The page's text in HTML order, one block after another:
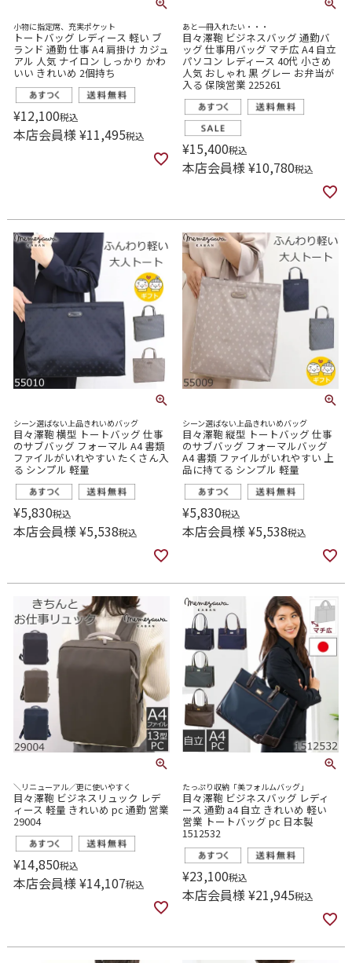
小物に指定席、充実ポケット
トートバッグ レディース 軽い ブ
ランド 通勤 仕事 A4 肩掛け カジュ
アル 人気 ナイロン しっかり かわ
いい きれいめ 2個持ち
¥12,100税込
本店会員様¥11,495税込
あと一冊入れたい・・・
目々澤鞄 ビジネスバッグ 通勤バ
ッグ 仕事用バッグ マチ広 A4 自立
パソコン レディース 40代 小さめ
人気 おしゃれ 黒 グレー お弁当が
入る 保険営業 225261
¥15,400税込
本店会員様¥10,780税込
シーン選ばない上品きれいめバッグ
目々澤鞄 横型 トートバッグ 仕事
のサブバッグ フォーマル A4 書類
ファイルがいれやすい たくさん入
る シンプル 軽量
¥5,830税込
本店会員様¥5,538税込
シーン選ばない上品きれいめバッグ
目々澤鞄 縦型 トートバッグ 仕事
のサブバッグ フォーマルバッグ
A4 書類 ファイルがいれやすい 上
品に持てる シンプル 軽量
¥5,830税込
本店会員様¥5,538税込
＼リニューアル／更に使いやすく
目々澤鞄 ビジネスリュック レデ
ィース 軽量 きれいめ pc 通勤 営業
29004
¥14,850税込
本店会員様¥14,107税込
たっぷり収納「美フォルムバッグ」
目々澤鞄 ビジネスバッグ レディ
ース 通勤 a4 自立 きれいめ 軽い
営業 トートバッグ pc 日本製
1512532
¥23,100税込
本店会員様¥21,945税込